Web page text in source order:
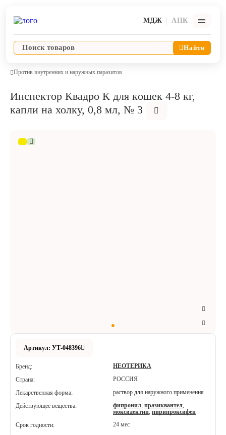
МДЖ АПК
Найти
Ветпрепараты
Против внутренних и наружных паразитов
Инспектор Квадро К для кoшек 4-8 кг,
капли на холку, 0,8 мл, № 3
Артикул: УТ-048396
Бренд:
НЕОТЕРИКА
Страна:
РОССИЯ
Лекарственная форма:
раствор для наружного применения
Действующее вещества:
фипронил, празиквантел,
моксидектин, пирипроксифен
Срок годности:
24 мес